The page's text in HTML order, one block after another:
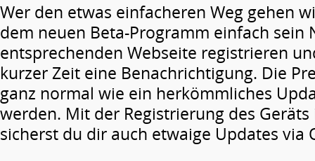
Wer den etwas einfacheren Weg gehen
dem neuen Beta-Programm einfach sein
entsprechenden Webseite registrieren
kurzer Zeit eine Benachrichtigung. Die
ganz normal wie ein herkömmliches
werden. Mit der Registrierung des
sicherst du dir auch etwaige Updates via